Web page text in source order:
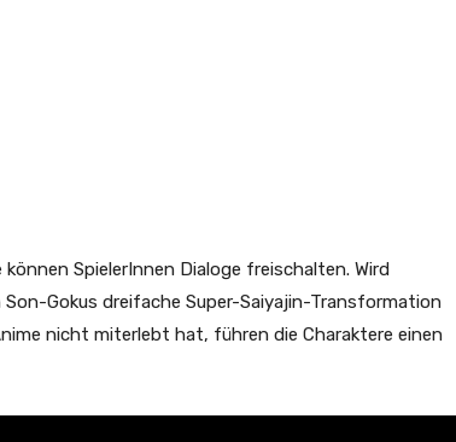
können SpielerInnen Dialoge freischalten. Wird
Gokus dreifache Super-Saiyajin-Transformation
nicht miterlebt hat, führen die Charaktere einen